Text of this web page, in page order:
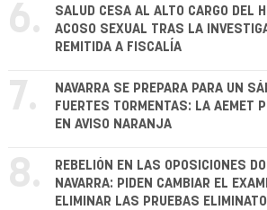
6.
SALUD CESA AL ALTO CARGO DEL
ACOSO SEXUAL TRAS LA
REMITIDA A FISCALÍA
7.
NAVARRA SE PREPARA PARA UN
FUERTES TORMENTAS: LA AEMET
EN AVISO NARANJA
8.
REBELIÓN EN LAS OPOSICIONES
NAVARRA: PIDEN CAMBIAR EL
ELIMINAR LAS PRUEBAS